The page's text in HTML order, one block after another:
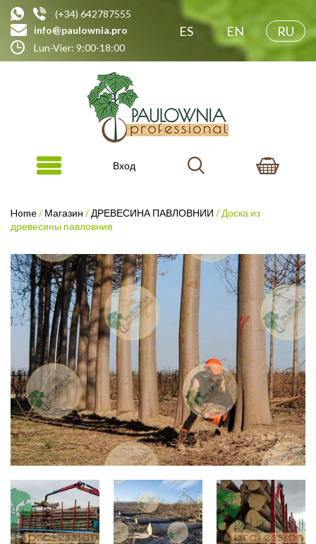
(+34) 642787555
info@paulownia.pro
Lun-Vier: 9:00-18:00
ES EN RU
Вход
Home/Магазин /ДРЕВЕСИНА ПАВЛОВНИИ / Доска из
древесины павловния